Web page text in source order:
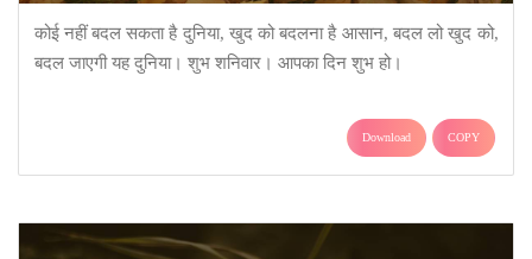
कोई नहीं बदल सकता है दुनिया, खुद को बदलना है आसान, बदल लो खुद को,
बदल जाएगी यह दुनिया। शुभ शनिवार। आपका दिन शुभ हो।
Download COPY